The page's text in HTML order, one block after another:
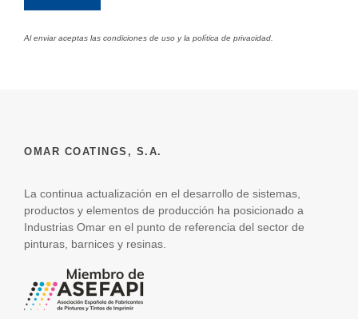
Al enviar aceptas las condiciones de uso y la política de privacidad.
OMAR COATINGS, S.A.
La continua actualización en el desarrollo de sistemas,
productos y elementos de producción ha posicionado a
Industrias Omar en el punto de referencia del sector de
pinturas, barnices y resinas.